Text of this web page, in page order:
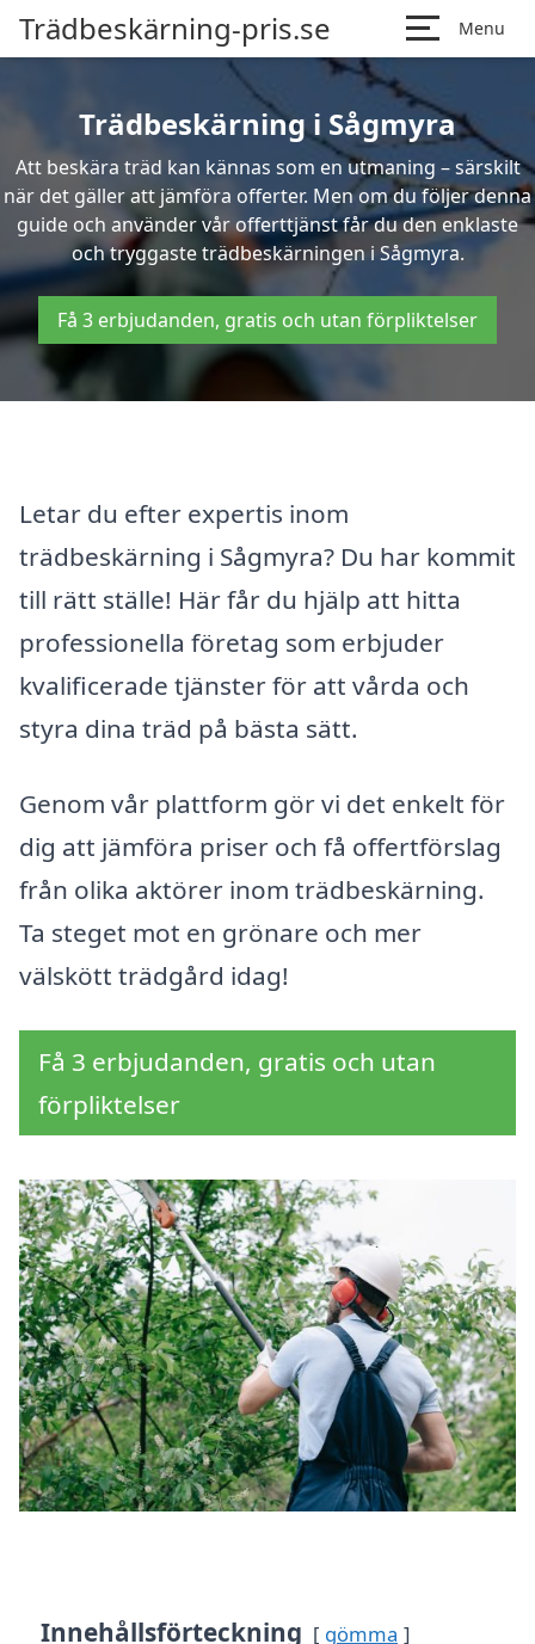
Trädbeskärning-pris.se Menu
Trädbeskärning i Sågmyra
Att beskära träd kan kännas som en utmaning – särskilt
när det gäller att jämföra offerter. Men om du följer denna
guide och använder vår offerttjänst får du den enklaste
och tryggaste trädbeskärningen i Sågmyra.
Få 3 erbjudanden, gratis och utan förpliktelser
Letar du efter expertis inom
trädbeskärning i Sågmyra? Du har kommit
till rätt ställe! Här får du hjälp att hitta
professionella företag som erbjuder
kvalificerade tjänster för att vårda och
styra dina träd på bästa sätt.
Genom vår plattform gör vi det enkelt för
dig att jämföra priser och få offertförslag
från olika aktörer inom trädbeskärning.
Ta steget mot en grönare och mer
välskött trädgård idag!
Få 3 erbjudanden, gratis och utan
förpliktelser
Innehållsförteckning gömma